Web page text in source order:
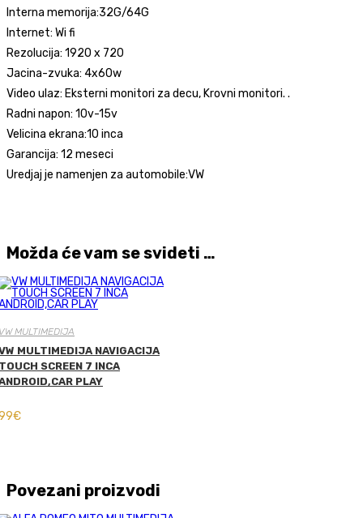
Interna memorija:32G/64G
Internet: Wi fi
Rezolucija: 1920 x 720
Jacina-zvuka: 4x60w
Video ulaz: Eksterni monitori za decu, Krovni monitori. .
Radni napon: 10v-15v
Velicina ekrana:10 inca
Garancija: 12 meseci
Uredjaj je namenjen za automobile:VW
Možda će vam se svideti …
MULTIMEDIJA
MULTIMEDIJA NAVIGACIJA
SCREEN 7 INCA
PLAY
€
Povezani proizvodi